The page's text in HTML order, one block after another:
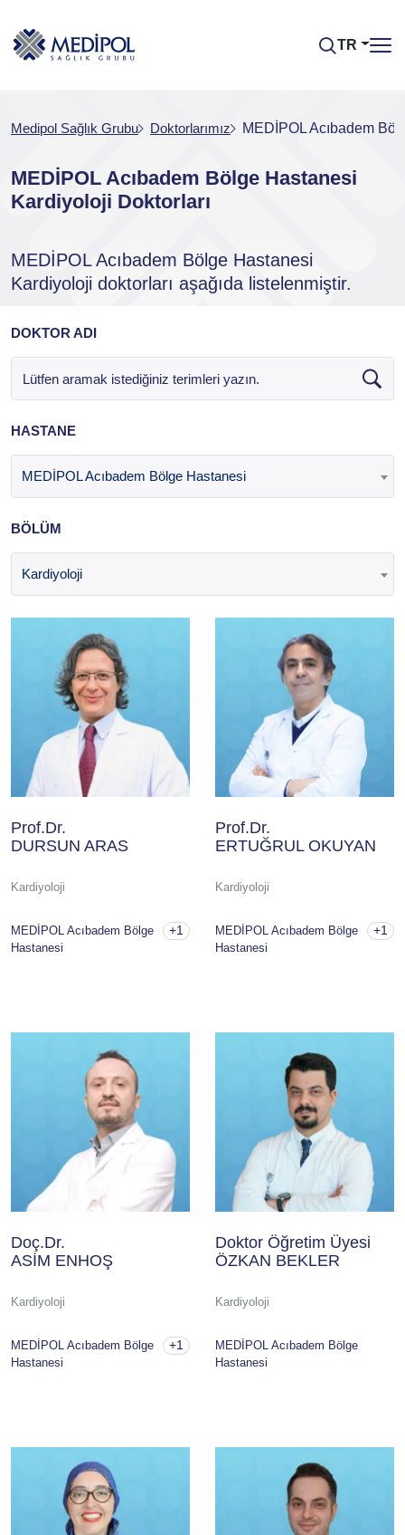
TR
Medipol Sağlık Grubu Doktorlarımız MEDİPOL Acıbadem
MEDİPOL Acıbadem Bölge Hastanesi
Kardiyoloji Doktorları
MEDİPOL Acıbadem Bölge Hastanesi
Kardiyoloji doktorları aşağıda listelenmiştir.
DOKTOR ADI
HASTANE
MEDİPOL Acıbadem Bölge Hastanesi
BÖLÜM
Kardiyoloji
Prof.Dr.
DURSUN ARAS
Kardiyoloji
MEDİPOL Acıbadem Bölge
Hastanesi
+1
Prof.Dr.
ERTUĞRUL OKUYAN
Kardiyoloji
MEDİPOL Acıbadem Bölge
Hastanesi
+1
Doç.Dr.
ASİM ENHOŞ
Kardiyoloji
MEDİPOL Acıbadem Bölge
Hastanesi
+1
Doktor Öğretim Üyesi
ÖZKAN BEKLER
Kardiyoloji
MEDİPOL Acıbadem Bölge
Hastanesi